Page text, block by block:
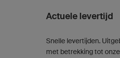
Actuele levertijd
Snelle levertijden.
met betrekking tot